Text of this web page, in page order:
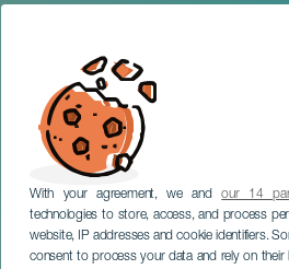
With your agreement, we andour 14
technologies to store, access, and process
website, IP addresses and cookie identifiers.
consent to process your data and rely on their